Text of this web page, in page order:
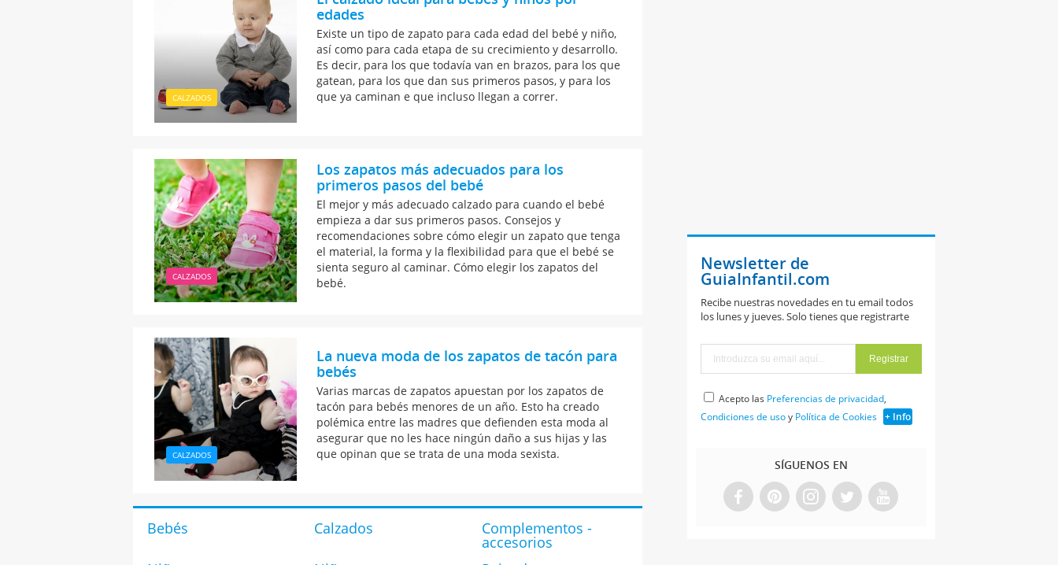
CALZADOS
edades
Existe un tipo de zapato para cada edad del bebé y niño,
así como para cada etapa de su crecimiento y desarrollo.
Es decir, para los que todavía van en brazos, para los que
gatean, para los que dan sus primeros pasos, y para los
que ya caminan e que incluso llegan a correr.
CALZADOS
Los zapatos más adecuados para los
primeros pasos del bebé
El mejor y más adecuado calzado para cuando el bebé
empieza a dar sus primeros pasos. Consejos y
recomendaciones sobre cómo elegir un zapato que tenga
el material, la forma y la flexibilidad para que el bebé se
sienta seguro al caminar. Cómo elegir los zapatos del
bebé.
CALZADOS
La nueva moda de los zapatos de tacón para
bebés
Varias marcas de zapatos apuestan por los zapatos de
tacón para bebés menores de un año. Esto ha creado
polémica entre las madres que defienden esta moda al
asegurar que no les hace ningún daño a sus hijas y las
que opinan que se trata de una moda sexista.
Bebés Calzados Complementos -
accesorios
Newsletter de
GuiaInfantil.com
Recibe nuestras novedades en tu email todos
los lunes y jueves. Solo tienes que registrarte
Acepto las Preferencias de privacidad,
Condiciones de usoy Política de Cookies + Info
SÍGUENOS EN